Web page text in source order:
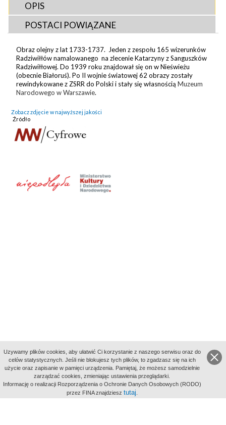
OPIS
POSTACI POWIĄZANE
Obraz olejny z lat 1733-1737. Jeden z zespołu 165 wizerunków
Radziwiłłów namalowanego na zlecenie Katarzyny z Sanguszków
Radziwiłłowej. Do 1939 roku znajdował się on w Nieświeżu
(obecnie Białoruś). Po II wojnie światowej 62 obrazy zostały
rewindykowane z ZSRR do Polski i stały się własnościąMuzeum
Narodowego w Warszawie.
Zobacz zdjęcie w najwyższej jakości
Źródło
aktywności
Uzywamy plików cookies, aby ułatwić Ci korzystanie z naszego serwisu oraz do
celów statystycznych. Jeśli nie blokujesz tych plików, to zgadzasz się na ich
użycie oraz zapisanie w pamięci urządzenia. Pamiętaj, że możesz samodzielnie
zarządzać cookies, zmieniając ustawienia przeglądarki.
Informację o realizacji Rozporządzenia o Ochronie Danych Osobowych (RODO)
przez FINA znajdziesz tutaj